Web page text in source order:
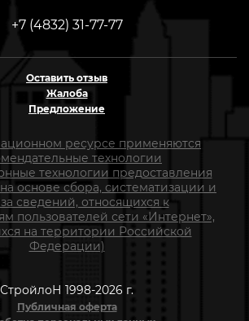
+7 (4832) 31-77-77
Оставить отзыв
Жалоба
Предложение
ресурсе применяются
технологии
технологии предоставления
основе сбора, систематизации и
сведений, относящихся к
пользователей сети «Интернет»,
на территории Российской
Федерации)
СтройлоН 1998-2026 г.
Публичная оферта